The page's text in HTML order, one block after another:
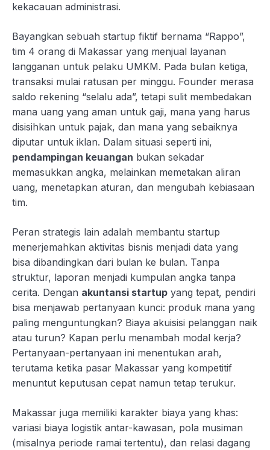
kekacauan administrasi.
Bayangkan sebuah startup fiktif bernama “Rappo”,
tim 4 orang di Makassar yang menjual layanan
langganan untuk pelaku UMKM. Pada bulan ketiga,
transaksi mulai ratusan per minggu. Founder merasa
saldo rekening “selalu ada”, tetapi sulit membedakan
mana uang yang aman untuk gaji, mana yang harus
disisihkan untuk pajak, dan mana yang sebaiknya
diputar untuk iklan. Dalam situasi seperti ini,
pendampingan keuangan bukan sekadar
memasukkan angka, melainkan memetakan aliran
uang, menetapkan aturan, dan mengubah kebiasaan
tim.
Peran strategis lain adalah membantu startup
menerjemahkan aktivitas bisnis menjadi data yang
bisa dibandingkan dari bulan ke bulan. Tanpa
struktur, laporan menjadi kumpulan angka tanpa
cerita. Dengan akuntansi startup yang tepat, pendiri
bisa menjawab pertanyaan kunci: produk mana yang
paling menguntungkan? Biaya akuisisi pelanggan naik
atau turun? Kapan perlu menambah modal kerja?
Pertanyaan-pertanyaan ini menentukan arah,
terutama ketika pasar Makassar yang kompetitif
menuntut keputusan cepat namun tetap terukur.
Makassar juga memiliki karakter biaya yang khas:
variasi biaya logistik antar-kawasan, pola musiman
(misalnya periode ramai tertentu), dan relasi dagang